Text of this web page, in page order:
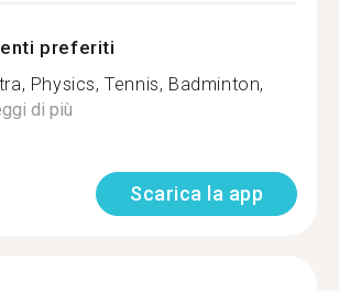
preferiti
Physics, Tennis, Badminton,
di più
Scarica la app